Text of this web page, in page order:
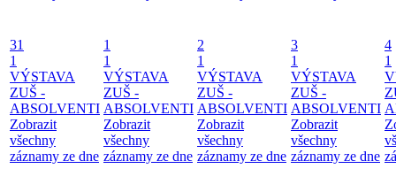
31
1
VÝSTAVA
ZUŠ -
ABSOLVENTI
Zobrazit
všechny
záznamy ze dne
1
1
VÝSTAVA
ZUŠ -
ABSOLVENTI
Zobrazit
všechny
záznamy ze dne
2
1
VÝSTAVA
ZUŠ -
ABSOLVENTI
Zobrazit
všechny
záznamy ze dne
3
1
VÝSTAVA
ZUŠ -
ABSOLVENTI
Zobrazit
všechny
záznamy ze dne
4
1